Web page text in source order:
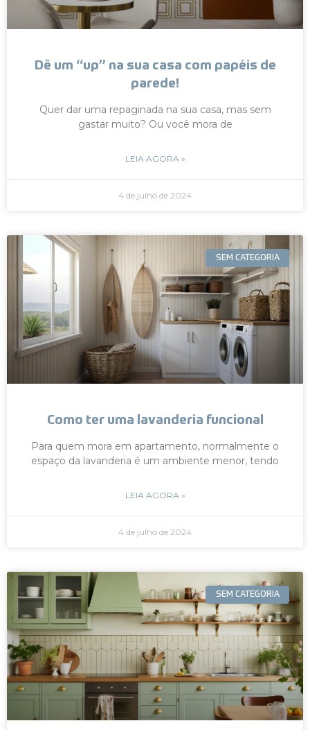
Dê um “up” na sua casa com papéis de
parede!
Quer dar uma repaginada na sua casa, mas sem
gastar muito? Ou você mora de
LEIA AGORA »
4 de julho de 2024
SEM CATEGORIA
Como ter uma lavanderia funcional
Para quem mora em apartamento, normalmente o
espaço da lavanderia é um ambiente menor, tendo
LEIA AGORA »
4 de julho de 2024
SEM CATEGORIA